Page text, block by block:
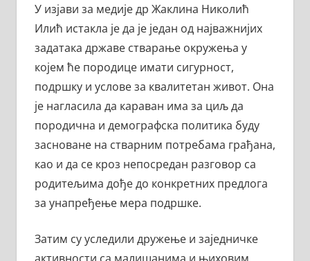
У изјави за медије др Жаклина Николић
Илић истакла је да је један од најважнијих
задатака државе стварање окружења у
којем ће породице имати сигурност,
подршку и услове за квалитетан живот. Она
је нагласила да караван има за циљ да
породична и демографска политика буду
засноване на стварним потребама грађана,
као и да се кроз непосредан разговор са
родитељима дође до конкретних предлога
за унапређење мера подршке.
Затим су уследили дружење и заједничке
активности са малишанима и њиховим